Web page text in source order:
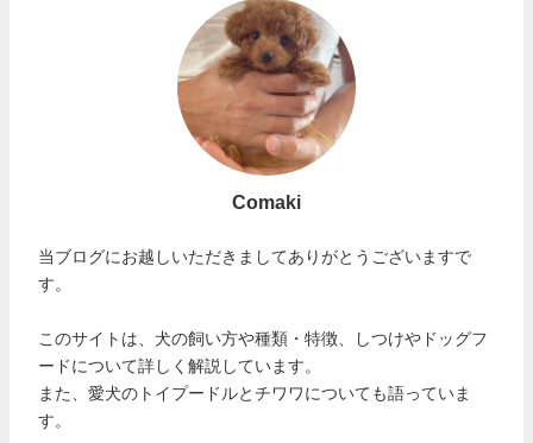
Comaki
当ブログにお越しいただきましてありがとうございますで
す。
このサイトは、犬の飼い方や種類・特徴、しつけやドッグフ
ードについて詳しく解説しています。
また、愛犬のトイプードルとチワワについても語っていま
す。